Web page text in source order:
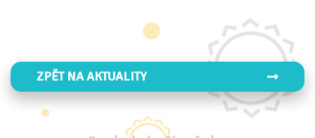
ZPĚT NA AKTUALITY